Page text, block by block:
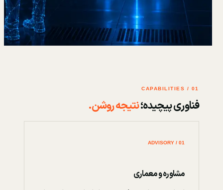
01 / CAPABILITIES
فناوری پیچیده؛نتیجه روشن.
01 / ADVISORY
مشاوره و معماری